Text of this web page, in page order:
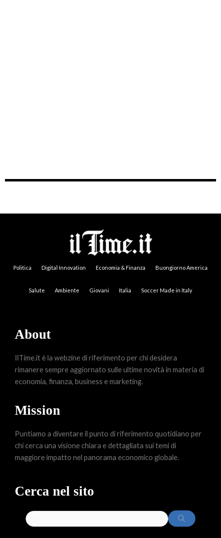
Politica Digital Innovation Economia & Finanza Buongiorno America
Salute Ambiente Giovani Italia Soccer Made in Italy
About
IlTime.it è la webzine di riferimento per chi desidera
rimanere sempre aggiornato sulle ultime novità in materia di
economia, finanza, business e marketing.
Mission
Puntiamo a diventare il punto di riferimento quotidiano per
chi cerca una visione chiara e dettagliata sui temi di
maggiore impatto nel panorama economico globale.
Cerca nel sito